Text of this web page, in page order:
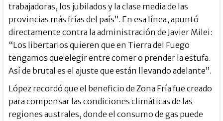
trabajadoras, los jubilados y la clase media de las
provincias más frías del país”. En esa línea, apuntó
directamente contra la administración de Javier Milei:
“Los libertarios quieren que en Tierra del Fuego
tengamos que elegir entre comer o prender la estufa.
Así de brutal es el ajuste que están llevando adelante”.
López recordó que el beneficio de Zona Fría fue creado
para compensar las condiciones climáticas de las
regiones australes, donde el consumo de gas puede